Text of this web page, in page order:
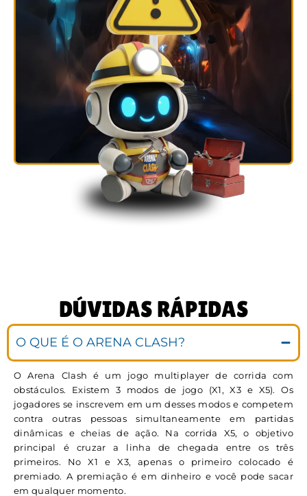
DÚVIDAS RÁPIDAS
O QUE É O ARENA CLASH?
O Arena Clash é um jogo multiplayer de corrida com
obstáculos. Existem 3 modos de jogo (X1, X3 e X5). Os
jogadores se inscrevem em um desses modos e competem
contra outras pessoas simultaneamente em partidas
dinâmicas e cheias de ação. Na corrida X5, o objetivo
principal é cruzar a linha de chegada entre os três
primeiros. No X1 e X3, apenas o primeiro colocado é
premiado. A premiação é em dinheiro e você pode sacar
em qualquer momento.